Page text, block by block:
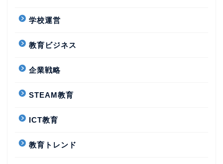
学校運営
教育ビジネス
企業戦略
STEAM教育
ICT教育
教育トレンド